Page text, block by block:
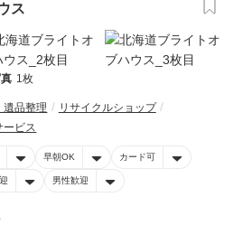
ス
1枚
遺品整理
リサイクルショップ
ービス
早朝OK カード可
男性歓迎